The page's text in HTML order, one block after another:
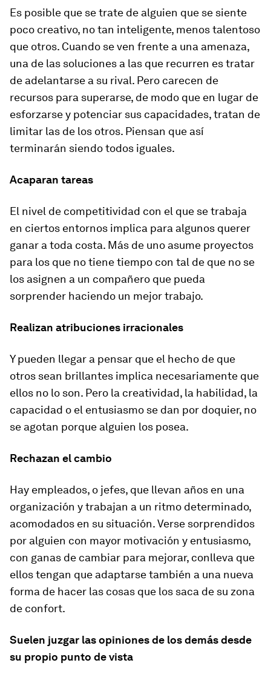
Es posible que se trate de alguien que se siente
poco creativo, no tan inteligente, menos talentoso
que otros. Cuando se ven frente a una amenaza,
una de las soluciones a las que recurren es tratar
de adelantarse a su rival. Pero carecen de
recursos para superarse, de modo que en lugar de
esforzarse y potenciar sus capacidades, tratan de
limitar las de los otros. Piensan que así
terminarán siendo todos iguales.
Acaparan tareas
El nivel de competitividad con el que se trabaja
en ciertos entornos implica para algunos querer
ganar a toda costa. Más de uno asume proyectos
para los que no tiene tiempo con tal de que no se
los asignen a un compañero que pueda
sorprender haciendo un mejor trabajo.
Realizan atribuciones irracionales
Y pueden llegar a pensar que el hecho de que
otros sean brillantes implica necesariamente que
ellos no lo son. Pero la creatividad, la habilidad, la
capacidad o el entusiasmo se dan por doquier, no
se agotan porque alguien los posea.
Rechazan el cambio
Hay empleados, o jefes, que llevan años en una
organización y trabajan a un ritmo determinado,
acomodados en su situación. Verse sorprendidos
por alguien con mayor motivación y entusiasmo,
con ganas de cambiar para mejorar, conlleva que
ellos tengan que adaptarse también a una nueva
forma de hacer las cosas que los saca de su zona
de confort.
Suelen juzgar las opiniones de los demás desde
su propio punto de vista